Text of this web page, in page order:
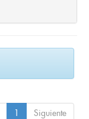
1 Siguiente